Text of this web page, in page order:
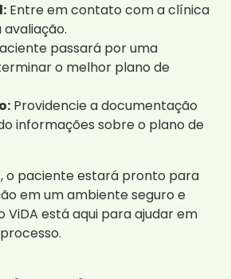
Entre em contato com a clínica
passará por uma
o melhor plano de
Providencie a documentação
informações sobre o plano de
o paciente estará pronto para
em um ambiente seguro e
ViDA está aqui para ajudar em